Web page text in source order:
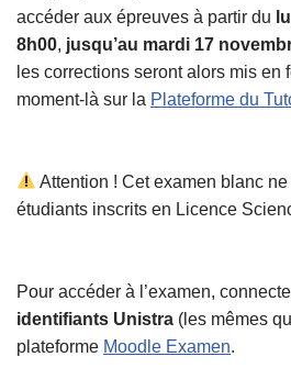
accéder aux épreuves à partir du
8h00, jusqu’au mardi 17
les corrections seront alors mis en
moment-là sur la Plateforme du
Attention ! Cet examen blanc
étudiants inscrits en Licence
Pour accéder à l’examen,
identifiants Unistra (les mêmes
plateforme Moodle Examen.